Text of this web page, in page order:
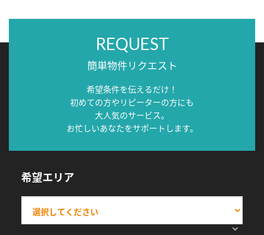
REQUEST
簡単物件リクエスト
希望条件を伝えるだけ！
初めての方やリピーターの方にも
大人気のサービス。
お忙しいあなたをサポートします。
希望エリア